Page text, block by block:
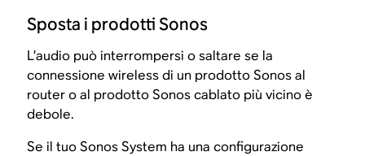
Sposta i prodotti Sonos
L’audio può interrompersi o saltare se la
connessione wireless di un prodotto Sonos al
router o al prodotto Sonos cablato più vicino è
debole.
Se il tuo Sonos System ha unaconfigurazione